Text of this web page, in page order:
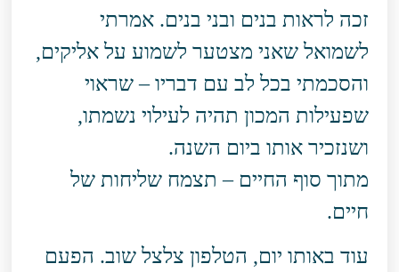
זכה לראות בנים ובני בנים. אמרתי
לשמואל שאני מצטער לשמוע על אליקים,
והסכמתי בכל לב עם דבריו – שראוי
שפעילות המכון תהיה לעילוי נשמתו,
ושנזכיר אותו ביום השנה.
מתוך סוף החיים – תצמח שליחות של
חיים.
עוד באותו יום, הטלפון צלצל שוב. הפעם